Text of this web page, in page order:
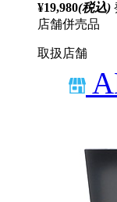
¥19,980(税込)
店舗併売品
取扱店舗